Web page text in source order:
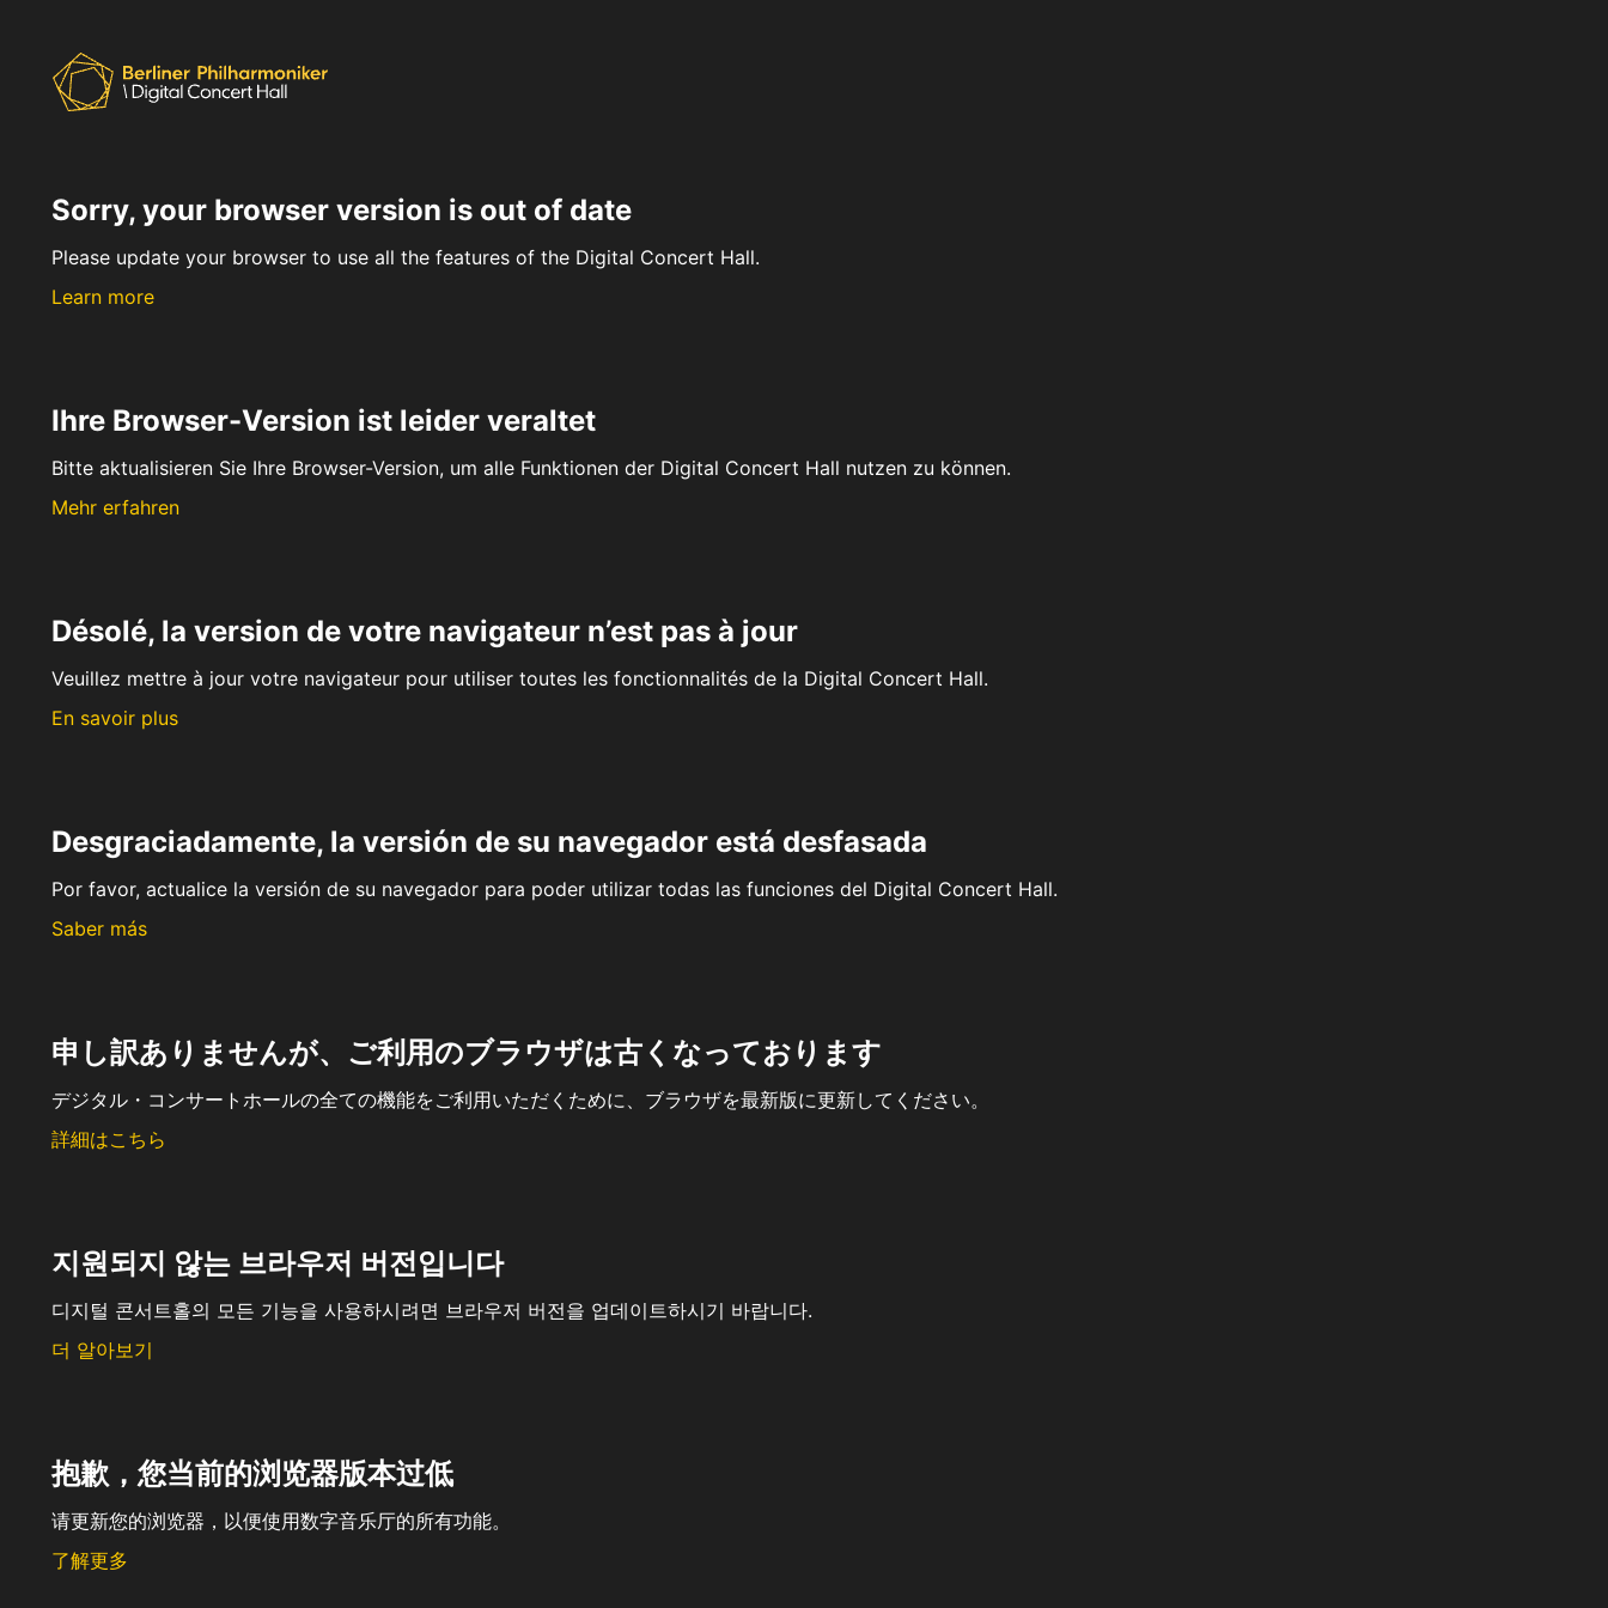
Sorry, your browser version is out of date
Please update your browser to use all the features of the Digital Concert Hall.
Learn more
Ihre Browser-Version ist leider veraltet
Bitte aktualisieren Sie Ihre Browser-Version, um alle Funktionen der Digital Concert Hall nutzen zu können.
Mehr erfahren
Désolé, la version de votre navigateur n’est pas à jour
Veuillez mettre à jour votre navigateur pour utiliser toutes les fonctionnalités de la Digital Concert Hall.
En savoir plus
Desgraciadamente, la versión de su navegador está desfasada
Por favor, actualice la versión de su navegador para poder utilizar todas las funciones del Digital Concert Hall.
Saber más
申し訳ありませんが、ご利用のブラウザは古くなっております
デジタル・コンサートホールの全ての機能をご利用いただくために、ブラウザを最新版に更新してください。
詳細はこちら
지원되지 않는 브라우저 버전입니다
디지털 콘서트홀의 모든 기능을 사용하시려면 브라우저 버전을 업데이트하시기 바랍니다.
더 알아보기
抱歉，您当前的浏览器版本过低
请更新您的浏览器，以便使用数字音乐厅的所有功能。
了解更多